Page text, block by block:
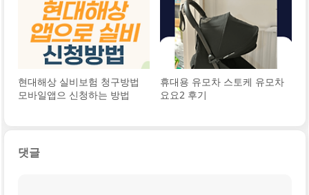
현대해상 실비보험 청구방법
모바일앱으 신청하는 방법
휴대용 유모차 스토케 유모차
요요2 후기
댓글